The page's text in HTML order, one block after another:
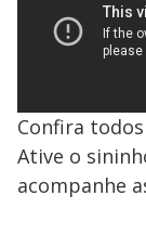
Confira
Ative o
acompanhe